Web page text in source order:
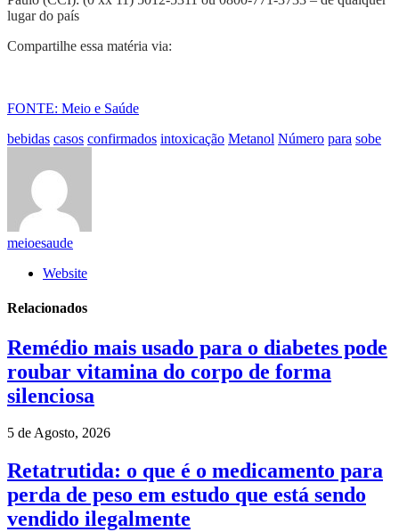
lugar do país
Compartilhe essa matéria via:
FONTE: Meio e Saúde
bebidas casos confirmados intoxicação Metanol Número para sobe
meioesaude
Website
Relacionados
Remédio mais usado para o diabetes pode
roubar vitamina do corpo de forma
silenciosa
5 de Agosto, 2026
Retatrutida: o que é o medicamento para
perda de peso em estudo que está sendo
vendido ilegalmente